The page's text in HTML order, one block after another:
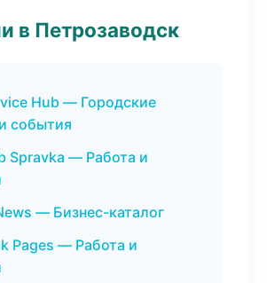
в Петрозаводск
Hub — Городские
события
Spravka — Работа и
— Бизнес-каталог
Pages — Работа и